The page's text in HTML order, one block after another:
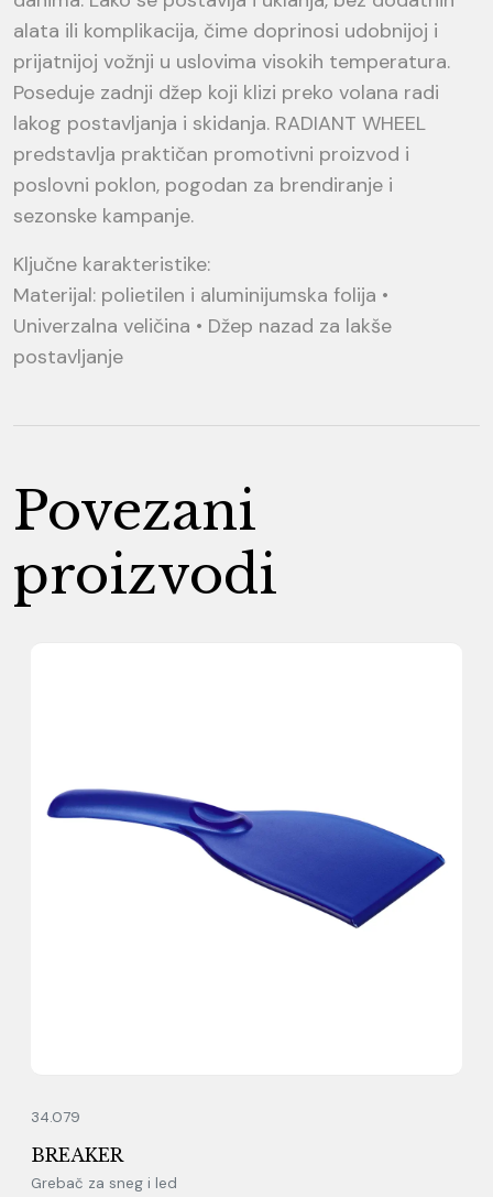
alata ili komplikacija, čime doprinosi udobnijoj i
prijatnijoj vožnji u uslovima visokih temperatura.
Poseduje zadnji džep koji klizi preko volana radi
lakog postavljanja i skidanja. RADIANT WHEEL
predstavlja praktičan promotivni proizvod i
poslovni poklon, pogodan za brendiranje i
sezonske kampanje.
Ključne karakteristike:
Materijal: polietilen i aluminijumska folija •
Univerzalna veličina • Džep nazad za lakše
postavljanje
Povezani
proizvodi
34.079
BREAKER
Grebač za sneg i led